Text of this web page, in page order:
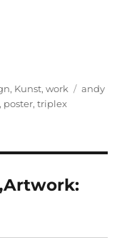
, Kunst,work
andy
, poster,triplex